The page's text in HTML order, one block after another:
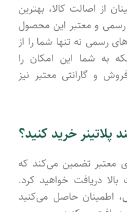
از اصالت کالا، بهترین
رسمی و معتبر این محصول
رسمی نه تنها شما را از
به شما این امکان را
و گارانتی معتبر نیز
پلاتینر خرید کنید؟
معتبر تضمین می‌کند که
دریافت خواهید کرد.
، اطمینان حاصل می‌کنید